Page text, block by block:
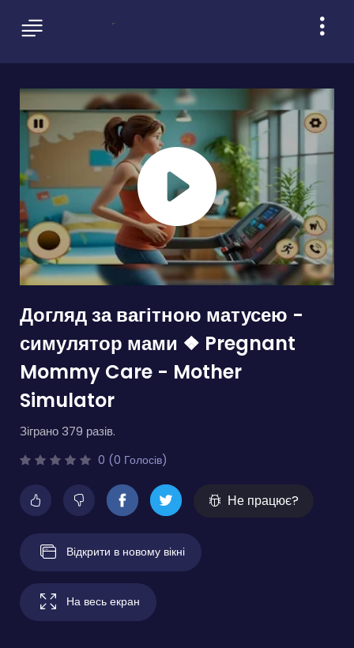
Догляд за вагітною матусею -
симулятор мами ❖ Pregnant
Mommy Care - Mother
Simulator
Зіграно 379 разів.
0 (0 Голосів)
Не працює?
Відкрити в новому вікні
На весь екран